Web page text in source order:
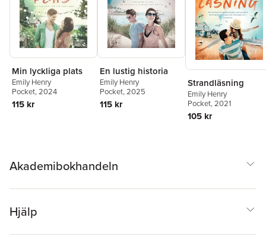
Min lyckliga plats
Emily Henry
Pocket, 2024
115 kr
En lustig historia
Emily Henry
Pocket, 2025
115 kr
Strandläsning
Emily Henry
Pocket, 2021
105 kr
Akademibokhandeln
Hjälp